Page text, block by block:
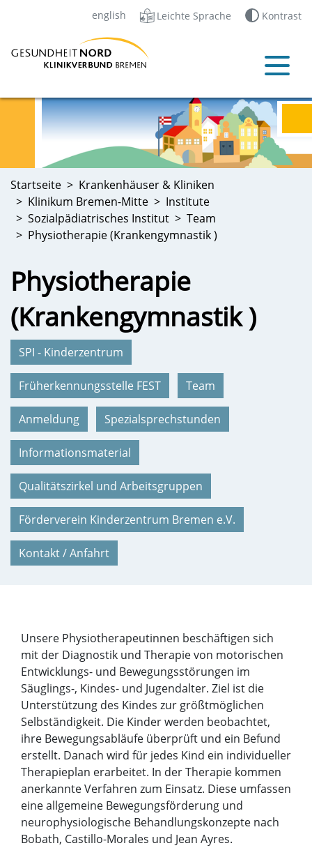
english Leichte Sprache Kontrast
Startseite
Krankenhäuser & Kliniken
Klinikum Bremen-Mitte
Institute
Sozialpädiatrisches Institut
Team
Physiotherapie (Krankengymnastik )
Physiotherapie
(Krankengymnastik )
SPI - Kinderzentrum
Früherkennungsstelle FEST Team
Anmeldung Spezialsprechstunden
Informationsmaterial
Qualitätszirkel und Arbeitsgruppen
Förderverein Kinderzentrum Bremen e.V.
Kontakt / Anfahrt
Unsere Physiotherapeutinnen beschäftigen sich
mit der Diagnostik und Therapie von motorischen
Entwicklungs- und Bewegungsstörungen im
Säuglings-, Kindes- und Jugendalter. Ziel ist die
Unterstützung des Kindes zur größtmöglichen
Selbständigkeit. Die Kinder werden beobachtet,
ihre Bewegungsabläufe überprüft und ein Befund
erstellt. Danach wird für jedes Kind ein individueller
Therapieplan erarbeitet. In der Therapie kommen
anerkannte Verfahren zum Einsatz. Diese umfassen
eine allgemeine Bewegungsförderung und
neurophysiologische Behandlungskonzepte nach
Bobath, Castillo-Morales und Jean Ayres.